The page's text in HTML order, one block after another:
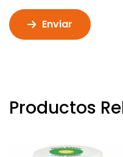
Enviar
Productos